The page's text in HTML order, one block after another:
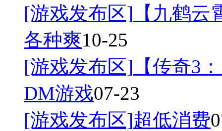
[游戏发布区] 【九鹤
各种爽10-25
[游戏发布区] 【传奇3
DM游戏07-23
[游戏发布区]超低消费